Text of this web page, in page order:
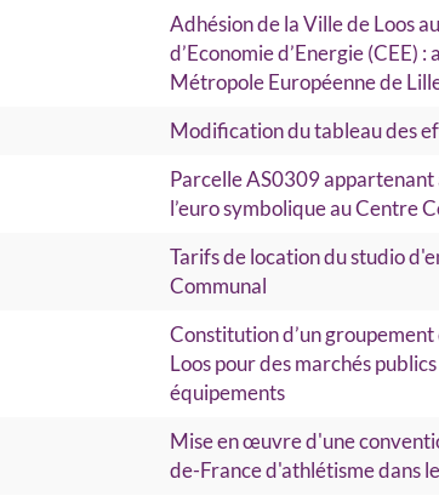
Adhésion de la Ville de Loos
d’Economie d’Energie (CEE)
Métropole Européenne de
Modification du tableau des
Parcelle AS0309 appartenant
l’euro symbolique au Centre
Tarifs de location du studio
Communal
Constitution d’un
Loos pour des marchés
équipements
Mise en œuvre d'une
de-France d'athlétisme dans